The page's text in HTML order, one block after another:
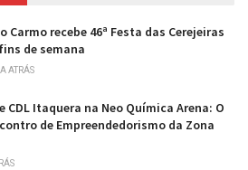
Carmo recebe 46ª Festa das Cerejeiras
de semana
ATRÁS
CDL Itaquera na Neo Química Arena: O
de Empreendedorismo da Zona